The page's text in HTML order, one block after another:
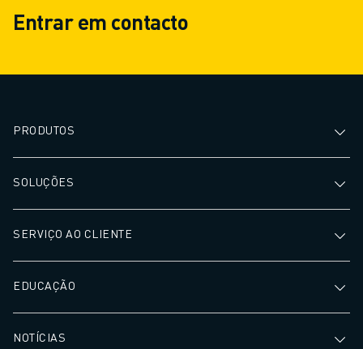
Entrar em contacto
PRODUTOS
SOLUÇÕES
SERVIÇO AO CLIENTE
EDUCAÇÃO
NOTÍCIAS